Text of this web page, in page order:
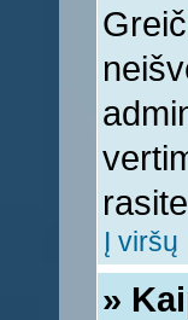
Į viršų
»